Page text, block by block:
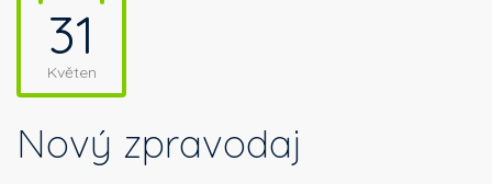
31
Květen
Nový zpravodaj